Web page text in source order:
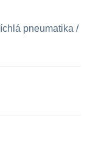
pneumatika /